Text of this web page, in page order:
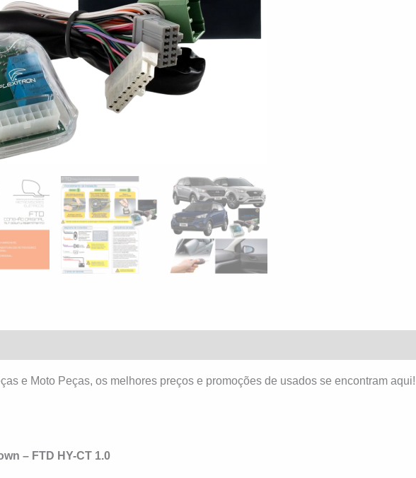
e Moto Peças, os melhores preços e promoções de usados se encontram aqui!
– FTD HY-CT 1.0